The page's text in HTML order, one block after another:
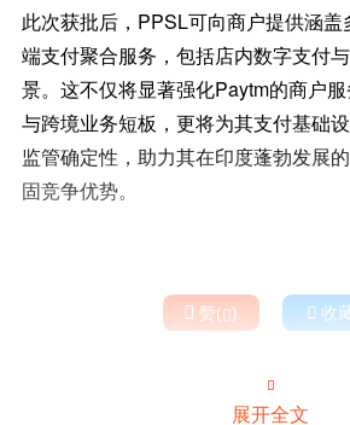
此次获批后，PPSL可向商户提供涵
端支付聚合服务，包括店内数字支付
景。这不仅将显著强化Paytm的商户
与跨境业务短板，更将为其支付基础
监管确定性，助力其在印度蓬勃发展
固竞争优势。
 赞()  收

展开全文